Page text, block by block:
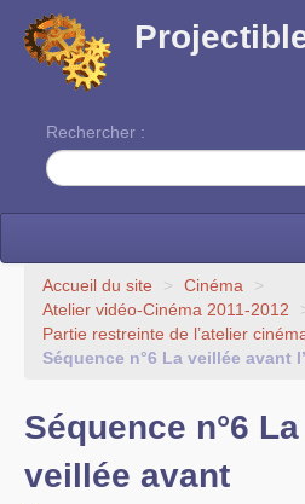
Rechercher :
La ruche
Une classe à projets
EDITO
Accueil du site > Cinéma
>
Atelier vidéo-Cinéma 2011-2012
Partie restreinte de l’atelier
Séquence n°6 La veillée avant
Séquence n°6 La
veillée avant